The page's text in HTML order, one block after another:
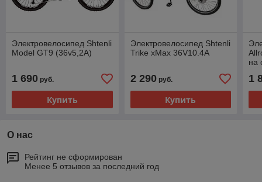
Электровелосипед Shtenli
Model GT9 (36v5,2А)
1 690 руб.
Купить
Электровелосипед Shtenli
Trike xMax 36V10.4A
2 290руб.
Купить
на
1
О нас
Рейтинг не сформирован
Менее 5 отзывов за последний год